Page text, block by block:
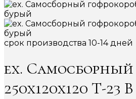
срок производства 10-14 дней
ex. Самосборный
250х120х120 Т-23